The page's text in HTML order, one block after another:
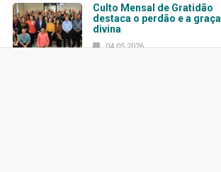
Culto Mensal de Gratidão
destaca o perdão e a graça
divina
04.05.2026